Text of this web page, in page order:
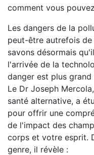
comment vous
Les dangers de la
peut-être autrefois
savons désormais
l'arrivée de la
danger est plus grand
Le Dr Joseph
santé alternative, a
pour offrir une
de l'impact des
corps et votre esprit.
genre, il révèle :